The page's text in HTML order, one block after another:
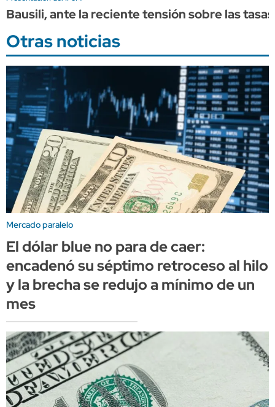
Bausili, ante la reciente tensión sobre las
Otras noticias
Mercado paralelo
El dólar blue no para de caer:
encadenó su séptimo retroceso al hilo
y la brecha se redujo a mínimo de un
mes